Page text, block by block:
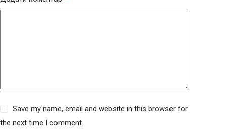
Save my name, email and website in this browser for
the next time I comment.